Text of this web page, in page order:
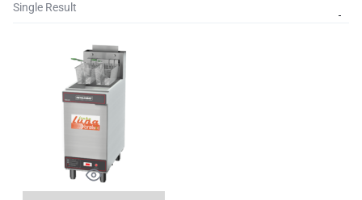
Single Result